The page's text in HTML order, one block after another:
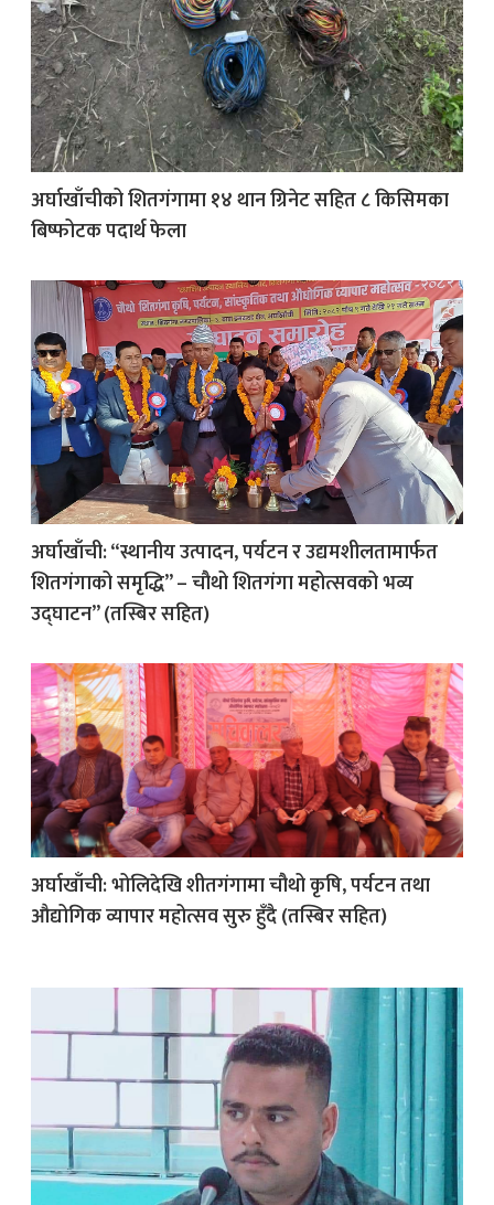
अर्घाखाँचीको शितगंगामा १४ थान ग्रिनेट सहित ८ किसिमका
बिष्फोटक पदार्थ फेला
अर्घाखाँची: “स्थानीय उत्पादन, पर्यटन र उद्यमशीलतामार्फत
शितगंगाको समृद्धि” – चौथो शितगंगा महोत्सवको भव्य
उद्घाटन” (तस्बिर सहित)
अर्घाखाँची: भोलिदेखि शीतगंगामा चौथो कृषि, पर्यटन तथा
औद्योगिक व्यापार महोत्सव सुरु हुँदै (तस्बिर सहित)